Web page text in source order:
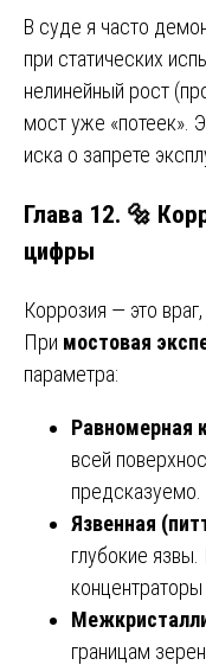
В суде я часто
при статических
нелинейный рост
мост уже «потеек».
иска о запрете
Глава 12. 🔩
цифры
Коррозия — это
При мостовая
параметра:
Равномерная
всей
предсказуемо.
Язвенная
глубокие
границам